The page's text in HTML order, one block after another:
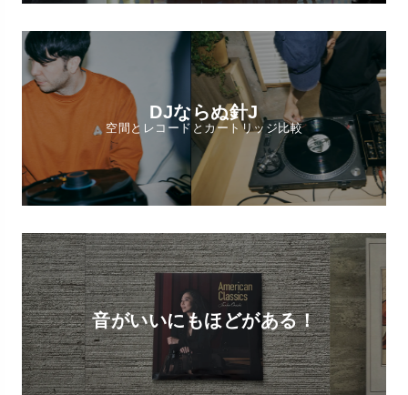
DJならぬ針J
空間とレコードとカートリッジ比較
音がいいにもほどがある！